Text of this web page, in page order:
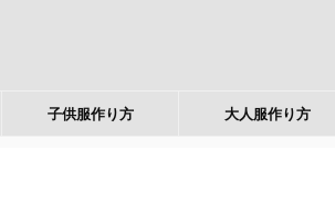
子供服作り方 大人服作り方